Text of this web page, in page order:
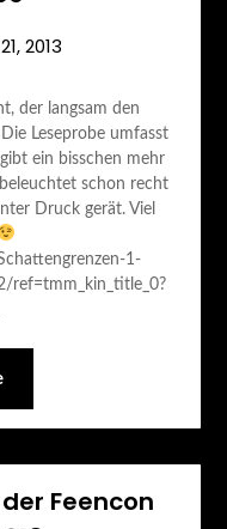
2013
der langsam den
Die Leseprobe umfasst
ein bisschen mehr
schon recht
Druck gerät. Viel
1-
ref=tmm_kin_title_0?
Feencon